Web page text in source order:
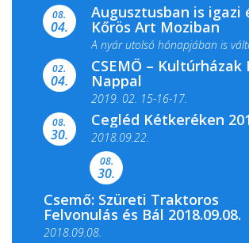
ismét megtelik ünnepi fénnyel és
08.
04.
Augusztusban is igazi
Kőrös Art Moziban
A nyár utolsó hónapjában is
filmkínálattal, családi...
02.
04.
CSEMŐ – Kultúrházak
Nappal
2019. 02. 15-16-17.
Színes és tartalmas
Csemői Községi Könyvtár és...
08.
30.
Cegléd Kétkeréken
2018.09.22.
08.
30.
Csemő: Szüreti Traktoros
Felvonulás és Bál 2018.09.08.
2018.09.08.